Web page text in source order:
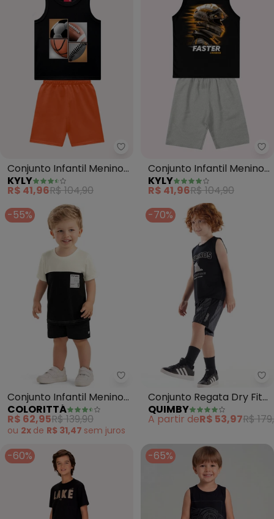
Kyly - Conjunto Infantil Menino
Conjunto Infantil Menino
em Algodão (Preto)
KYLY
R$ 41,96R$ 104,90
Conjunto Infantil Menino
Estampa (Preto)
KYLY
R$ 41,96R$ 104,90
-55%
Colorittá - Conjunto Infantil
Conjunto Infantil Menino
Bicolor Moletom (Preto)
COLORITTÁ
R$ 62,95R$ 139,90
ou 2x de R$ 31,47 sem juros
-70%
Conjunto Regata Dry Fit
Bermuda Quimby Preto
QUIMBY
A partir deR$ 53,97R$
-60% -65%